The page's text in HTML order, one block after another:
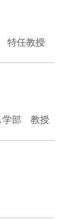
特任教授
学部 教授